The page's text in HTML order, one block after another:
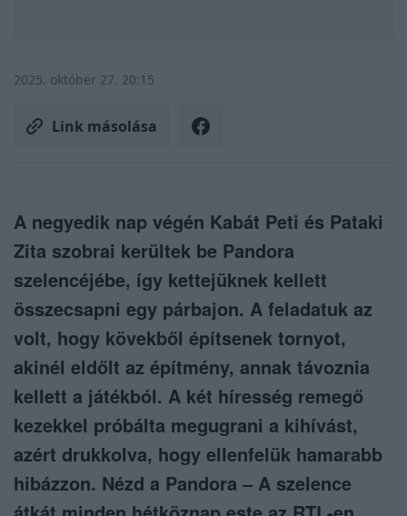
2025. október 27. 20:15
Link másolása
A negyedik nap végén Kabát Peti és Pataki
Zita szobrai kerültek be Pandora
szelencéjébe, így kettejüknek kellett
összecsapni egy párbajon. A feladatuk az
volt, hogy kövekből építsenek tornyot,
akinél eldőlt az építmény, annak távoznia
kellett a játékból. A két híresség remegő
kezekkel próbálta megugrani a kihívást,
azért drukkolva, hogy ellenfelük hamarabb
hibázzon. Nézd a Pandora – A szelence